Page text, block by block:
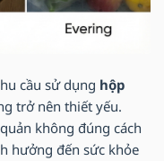
cầu sử dụng hộp
trở nên thiết yếu.
không đúng cách
hưởng đến sức khỏe